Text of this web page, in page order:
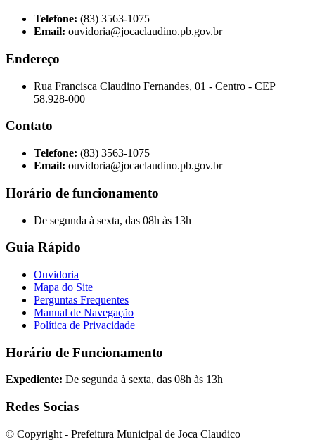
Telefone: (83) 3563-1075
Email: ouvidoria@jocaclaudino.pb.gov.br
Endereço
Rua Francisca Claudino Fernandes, 01 - Centro - CEP
58.928-000
Contato
Telefone: (83) 3563-1075
Email: ouvidoria@jocaclaudino.pb.gov.br
Horário de funcionamento
De segunda à sexta, das 08h às 13h
Guia Rápido
Ouvidoria
Mapa do Site
Perguntas Frequentes
Manual de Navegação
Política de Privacidade
Horário de Funcionamento
Expediente: De segunda à sexta, das 08h às 13h
Redes Socias
© Copyright - Prefeitura Municipal de Joca Claudico